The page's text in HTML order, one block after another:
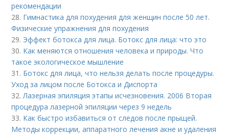
рекомендации
28. Гимнастика для похудения для женщин после 50 лет.
Физические упражнения для похудения
29. Эффект ботокса для лица. Ботокс для лица: что это
30. Как меняются отношения человека и природы. Что
такое экологическое мышление
31. Ботокс для лица, что нельзя делать после процедуры.
Уход за лицом после Ботокса и Диспорта
32.Лазерная эпиляция этапы исчезновения. 2006 Вторая
процедура лазерной эпиляции через 9 недель
33. Как быстро избавиться от следов после прыщей.
Методы коррекции, аппаратного лечения акне и удаления